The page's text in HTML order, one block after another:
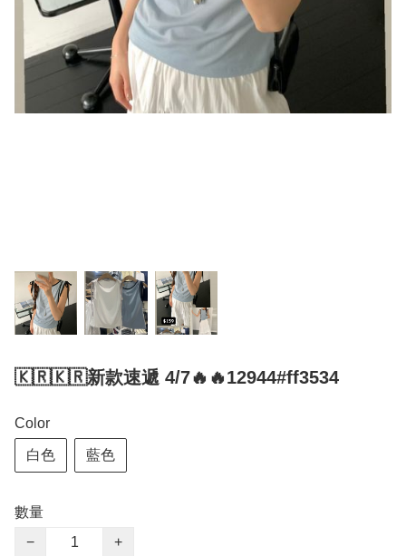
🇰🇷🇰🇷新款速遞 4/7🔥🔥12944#ff3534
Color
白色 藍色
數量
−
+